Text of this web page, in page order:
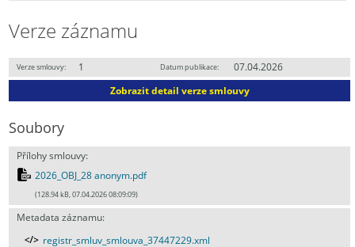
Verze záznamu
Verze smlouvy: 1 Datum publikace:
07.04.2026
Zobrazit detail verze smlouvy
Soubory
Přílohy smlouvy:
2026_OBJ_28 anonym.pdf
(128.94 kB, 07.04.2026 08:09:09)
Metadata záznamu:
registr_smluv_smlouva_37447229.xml